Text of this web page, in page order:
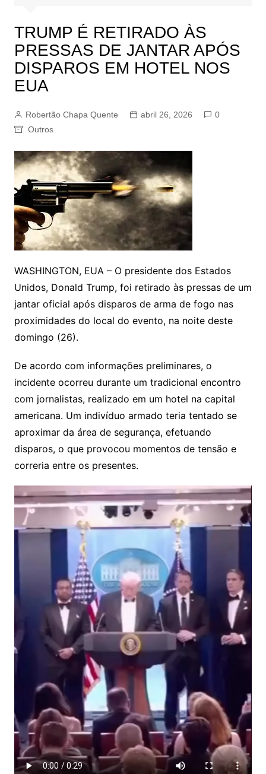
TRUMP É RETIRADO ÀS
PRESSAS DE JANTAR APÓS
DISPAROS EM HOTEL NOS
EUA
Robertão Chapa Quente abril 26, 2026
0
Outros
WASHINGTON, EUA – O presidente dos Estados
Unidos, Donald Trump, foi retirado às pressas de um
jantar oficial após disparos de arma de fogo nas
proximidades do local do evento, na noite deste
domingo (26).
De acordo com informações preliminares, o
incidente ocorreu durante um tradicional encontro
com jornalistas, realizado em um hotel na capital
americana. Um indivíduo armado teria tentado se
aproximar da área de segurança, efetuando
disparos, o que provocou momentos de tensão e
correria entre os presentes.